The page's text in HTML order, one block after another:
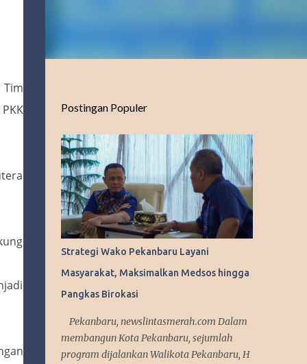
Postingan Populer
Strategi Wako Pekanbaru Layani
Masyarakat, Maksimalkan Medsos hingga
Pangkas Birokasi
Pekanbaru, newslintasmerah.com Dalam
membangun Kota Pekanbaru, sejumlah
program dijalankan Walikota Pekanbaru, H